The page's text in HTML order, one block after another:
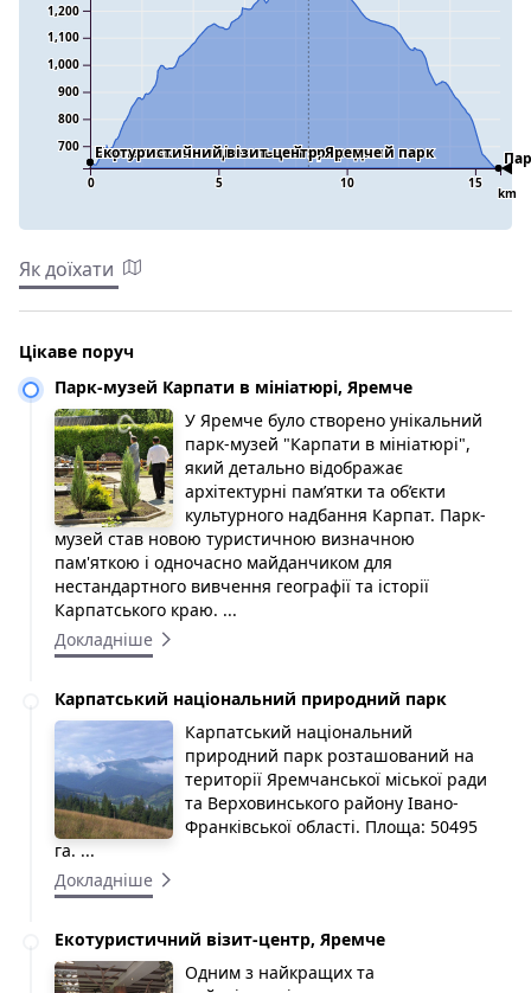
0 5 10 15
km
700
800
900
1,000
1,100
1,200
Карпатський національний природний парк
Екотуристичний візит-центр, Яремче
Як доїхати
Цікаве поруч
Парк-музей Карпати в мініатюрі, Яремче
У Яремче було створено унікальний
парк-музей "Карпати в мініатюрі",
який детально відображає
архітектурні пам’ятки та об’єкти
культурного надбання Карпат. Парк-
музей став новою туристичною визначною
пам'яткою і одночасно майданчиком для
нестандартного вивчення географії та історії
Карпатського краю. ...
Докладніше
Карпатський національний природний парк
Карпатський національний
природний парк розташований на
території Яремчанської міської ради
та Верховинського району Івано-
Франківської області. Площа: 50495
га. ...
Докладніше
Екотуристичний візит-центр, Яремче
Одним з найкращих та